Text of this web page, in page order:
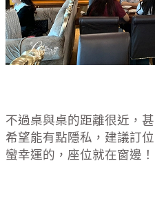
不過桌與桌的距離很近，
希望能有點隱私，建議訂
蠻幸運的，座位就在窗邊！